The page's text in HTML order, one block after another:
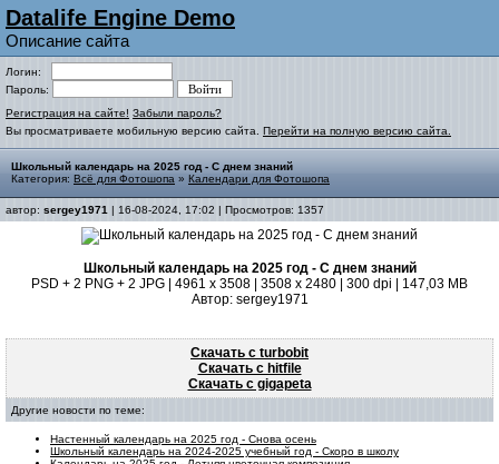
Datalife Engine Demo
Описание сайта
Логин:
Пароль:
Регистрация на сайте! Забыли пароль?
Вы просматриваете мобильную версию сайта. Перейти на полную версию сайта.
Школьный календарь на 2025 год - С днем знаний
Категория: Всё для Фотошопа » Календари для Фотошопа
автор: sergey1971 | 16-08-2024, 17:02 | Просмотров: 1357
Школьный календарь на 2025 год - С днем знаний
PSD + 2 PNG + 2 JPG | 4961 x 3508 | 3508 x 2480 | 300 dpi | 147,03 MB
Автор: sergey1971
Скачать с turbobit
Скачать с hitfile
Скачать с gigapeta
Другие новости по теме:
Настенный календарь на 2025 год - Снова осень
Школьный календарь на 2024-2025 учебный год - Скоро в школу